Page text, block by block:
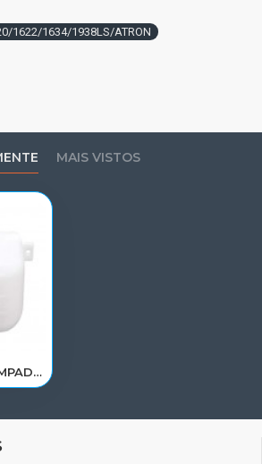
1622/1634/1938LS/ATRON
MAIS VISTOS
RESERVATORIO LIMPADOR PARA BRISA MB 1218/1418/1620/1622/1634/1938LS/ATRON 1635 6948697020/RP020